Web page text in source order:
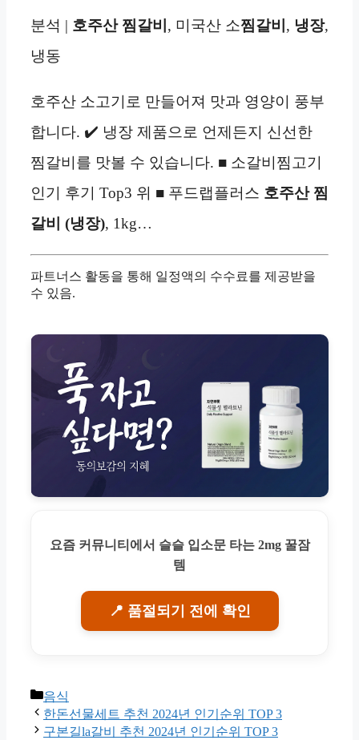
분석 | 호주산 찜갈비 , 미국산 소찜갈비 , 냉장,
냉동
호주산 소고기로 만들어져 맛과 영양이 풍부
합니다. ✔️ 냉장 제품으로 언제든지 신선한
찜갈비를 맛볼 수 있습니다. ■ 소갈비찜고기
인기 후기 Top3 위 ■ 푸드랩플러스 호주산 찜
갈비 (냉장), 1kg…
파트너스 활동을 통해 일정액의 수수료를 제공받을
수 있음.
요즘 커뮤니티에서 슬슬 입소문 타는 2mg 꿀잠
템
📍 품절되기 전에 확인
Categories
음식
한돈선물세트 추천 2024년 인기순위 TOP 3
구본길la갈비 추천 2024년 인기순위 TOP 3